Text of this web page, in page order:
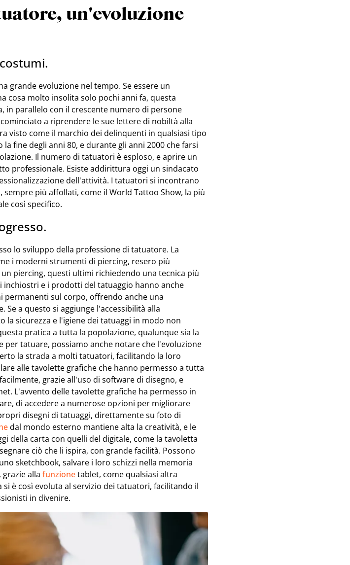
un'evoluzione
grande evoluzione nel tempo. Se essere un
cosa molto insolita solo pochi anni fa, questa
in parallelo con il crescente numero di persone
a riprendere le sue lettere di nobiltà alla
visto come il marchio dei delinquenti in qualsiasi tipo
fine degli anni 80, e durante gli anni 2000 che farsi
Il numero di tatuatori è esploso, e aprire un
professionale. Esiste addirittura oggi un sindacato
dell'attività. I tatuatori si incontrano
più affollati, come il World Tattoo Show, la più
così specifico.
lo sviluppo della professione di tatuatore. La
i moderni strumenti di piercing, resero più
piercing, questi ultimi richiedendo una tecnica più
e i prodotti del tatuaggio hanno anche
permanenti sul corpo, offrendo anche una
a questo si aggiunge l'accessibilità alla
la sicurezza e l'igiene dei tatuaggi in modo non
pratica a tutta la popolazione, qualunque sia la
per tatuare, possiamo anche notare che l'evoluzione
la strada a molti tatuatori, facilitando la loro
alle tavolette grafiche che hanno permesso a tutta
grazie all'uso di software di disegno, e
L'avvento delle tavolette grafiche ha permesso in
di accedere a numerose opzioni per migliorare
disegni di tatuaggi, direttamente su foto di
dal mondo esterno mantiene alta la creatività, e le
della carta con quelli del digitale, come la tavoletta
ciò che li ispira, con grande facilità. Possono
sketchbook, salvare i loro schizzi nella memoria
alla funzionetablet, come qualsiasi altra
si è così evoluta al servizio dei tatuatori, facilitando il
in divenire.